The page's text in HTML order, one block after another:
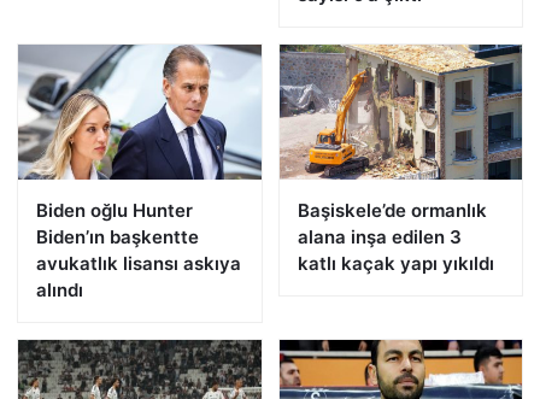
Biden oğlu Hunter
Biden’ın başkentte
avukatlık lisansı askıya
alındı
Başiskele’de ormanlık
alana inşa edilen 3
katlı kaçak yapı yıkıldı